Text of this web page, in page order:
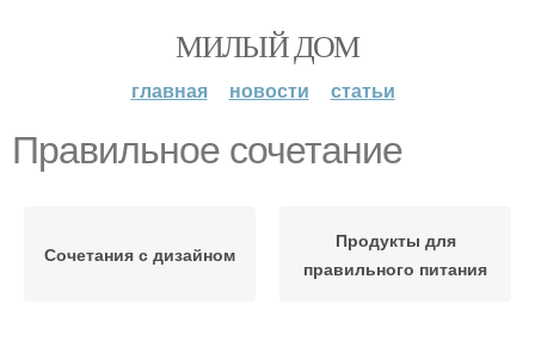
МИЛЫЙ ДОМ
главная новости статьи
Правильное сочетание
Сочетания с дизайном
Продукты для
правильного питания